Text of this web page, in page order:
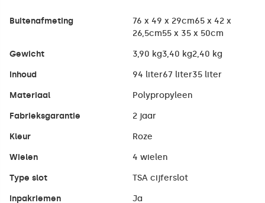
Buitenafmeting
76 x 49 x 29cm65 x 42 x
26,5cm55 x 35 x 50cm
Gewicht 3,90 kg3,40 kg2,40 kg
Inhoud 94 liter67 liter35 liter
Materiaal Polypropyleen
Fabrieksgarantie 2 jaar
Kleur Roze
Wielen 4 wielen
Type slot TSA cijferslot
Inpakriemen Ja